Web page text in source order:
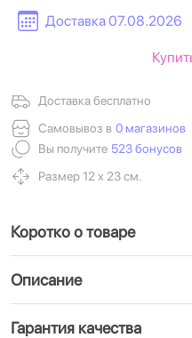
Доставка 07.08.2026
Доставка бесплатно
Самовывоз в 0 магазинов
Вы получите 523 бонусов
Размер 12 х 23 см.
Коротко о товаре
Описание
Гарантия качества